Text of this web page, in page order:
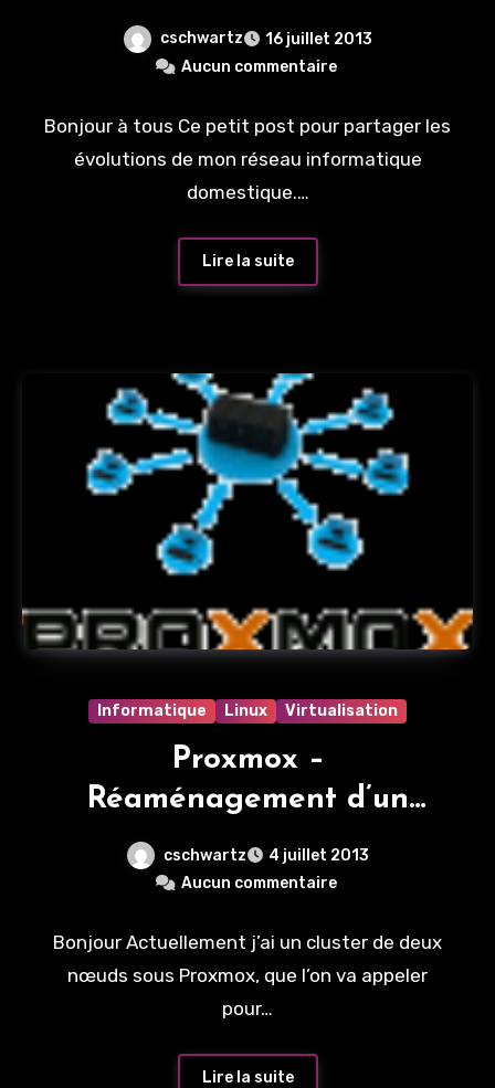
cschwartz
16 juillet 2013
Aucun commentaire
Bonjour à tous Ce petit post pour partager les
évolutions de mon réseau informatique
domestique.…
Lire la suite
Informatique Linux Virtualisation
Proxmox –
Réaménagement d’un
cschwartz
4 juillet 2013
Aucun commentaire
Bonjour Actuellement j’ai un cluster de deux
nœuds sous Proxmox, que l’on va appeler
pour…
Lire la suite